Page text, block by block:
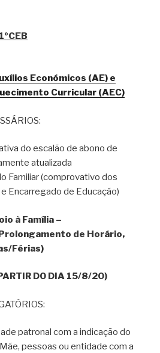
Económicos (AE) e
Curricular (AEC)
do escalão de abono de
atualizada
Familiar (comprovativo dos
Encarregado de Educação)
à Família –
de Horário,
Férias)
DO DIA 15/8/20)
patronal com a indicação do
pessoas ou entidade com a